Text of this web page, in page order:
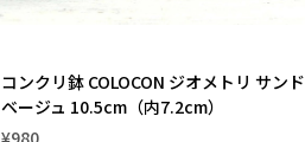
コンクリ鉢 COLOCON ジオメトリ サンド
ベージュ 10.5cm（内7.2cm）
¥980